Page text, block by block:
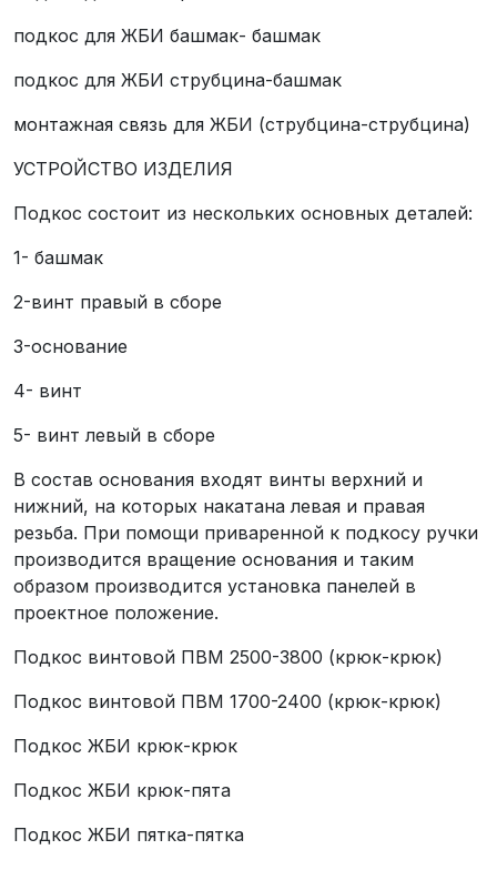
подкос для ЖБИ башмак- башмак
подкос для ЖБИ струбцина-башмак
монтажная связь для ЖБИ (струбцина-струбцина)
УСТРОЙСТВО ИЗДЕЛИЯ
Подкос состоит из нескольких основных деталей:
1- башмак
2-винт правый в сборе
3-основание
4- винт
5- винт левый в сборе
В состав основания входят винты верхний и
нижний, на которых накатана левая и правая
резьба. При помощи приваренной к подкосу ручки
производится вращение основания и таким
образом производится установка панелей в
проектное положение.
Подкос винтовой ПВМ 2500-3800 (крюк-крюк)
Подкос винтовой ПВМ 1700-2400 (крюк-крюк)
Подкос ЖБИ крюк-крюк
Подкос ЖБИ крюк-пята
Подкос ЖБИ пятка-пятка